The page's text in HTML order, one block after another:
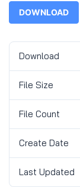
DOWNLOAD
Download
File Size
File Count
Create Date
Last Updated